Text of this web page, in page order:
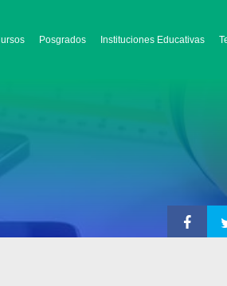
Posgrados Instituciones Educativas